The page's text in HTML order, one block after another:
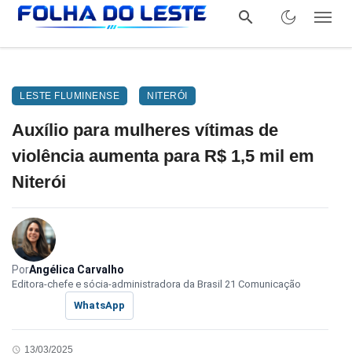
LESTE FLUMINENSE NITERÓI
Auxílio para mulheres vítimas de
violência aumenta para R$ 1,5 mil em
Niterói
PorAngélica Carvalho
Editora-chefe e sócia-administradora da Brasil 21 Comunicação
WhatsApp
13/03/2025